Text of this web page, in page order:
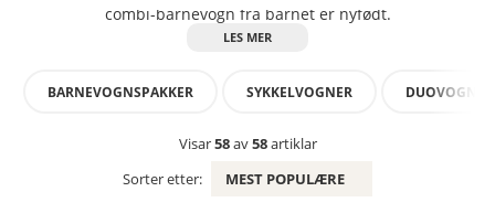
combi-barnevogn fra barnet er nyfødt.
BARNEVOGNSPAKKER SYKKELVOGNER DUOVOGNER
Visar58av58artiklar
Sorter etter:
MEST POPULÆRE